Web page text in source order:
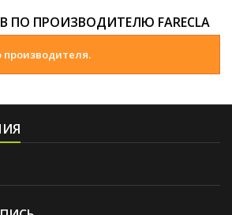
ПО ПРОИЗВОДИТЕЛЮ FARECLA
производителя.